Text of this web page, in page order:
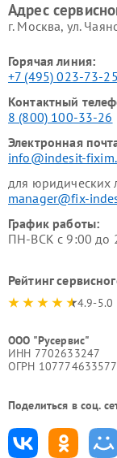
Адрес
г. Москва, ул.
Горячая линия:
+7 (495) 023-73-25
Контактный
8 (800) 100-33-26
Электронная
info@indesit-
для юридических
manager@fix-
График работы:
ПН-ВСК с 9:00 до
Рейтинг
4.9-5.0
ООО "Русервис"
ИНН 7702633247
ОГРН
Поделиться в соц.